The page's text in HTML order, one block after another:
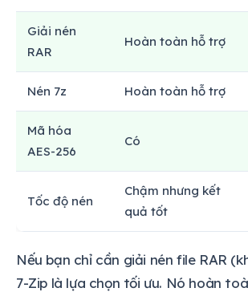
Giải nén
RAR
Hoàn toàn hỗ trợ
Nén 7z Hoàn toàn hỗ trợ
Mã hóa
AES-256
Có
Tốc độ nén
Chậm nhưng kết
quả tốt
Nếu bạn chỉ cần giải nén file RAR
7-Zip là lựa chọn tối ưu. Nó hoàn